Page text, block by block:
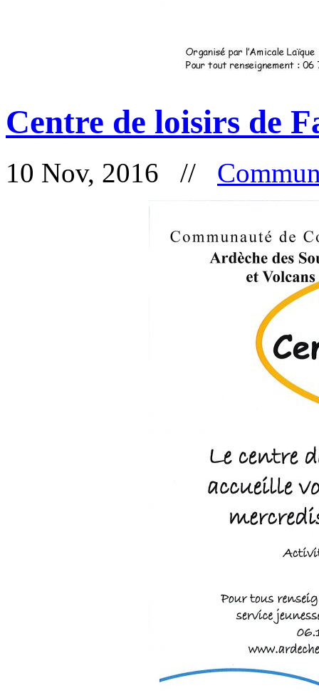
Centre de loisirs de
10 Nov, 2016 //